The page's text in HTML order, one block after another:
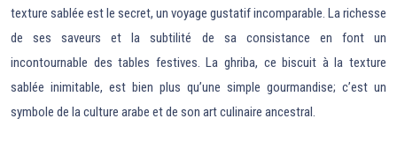
texture sablée est le secret, un voyage gustatif incomparable. La richesse
de ses saveurs et la subtilité de sa consistance en font un
incontournable des tables festives. La ghriba, ce biscuit à la texture
sablée inimitable, est bien plus qu’une simple gourmandise; c’est un
symbole de la culture arabe et de son art culinaire ancestral.